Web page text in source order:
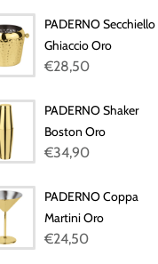
PADERNO Secchiello
Ghiaccio Oro
€28,50
PADERNO Shaker
Boston Oro
€34,90
PADERNO Coppa
Martini Oro
€24,50